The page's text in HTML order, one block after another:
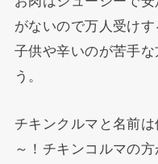
がないので万人受け
子供や辛いのが苦手
う。
チキンクルマと名前
～！チキンコルマの